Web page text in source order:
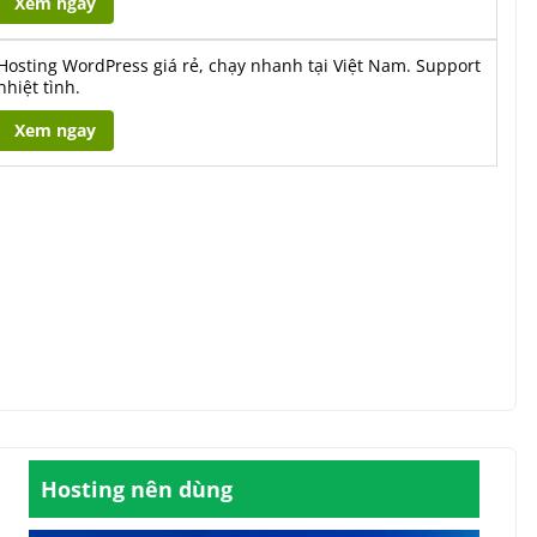
WordPress giá rẻ, chạy nhanh tại Việt Nam. Support
tình.
Xem ngay
Hosting nên dùng